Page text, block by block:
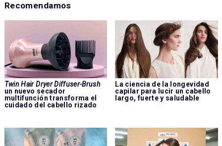
Recomendamos
Twin Hair Dryer Diffuser-Brush
un nuevo secador
multifunción transforma el
cuidado del cabello rizado
La ciencia de la longevidad
capilar para lucir un cabello
largo, fuerte y saludable